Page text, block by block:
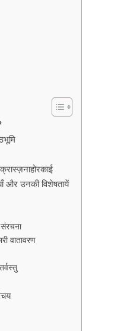
और उनकी विशेषतायें
वातावरण